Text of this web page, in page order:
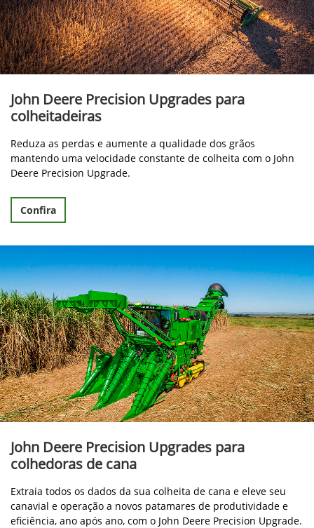
John Deere Precision Upgrades para
colheitadeiras
Reduza as perdas e aumente a qualidade dos grãos
mantendo uma velocidade constante de colheita com o John
Deere Precision Upgrade.
Confira
John Deere Precision Upgrades para
colhedoras de cana
Extraia todos os dados da sua colheita de cana e eleve seu
canavial e operação a novos patamares de produtividade e
eficiência, ano após ano, com o John Deere Precision Upgrade.